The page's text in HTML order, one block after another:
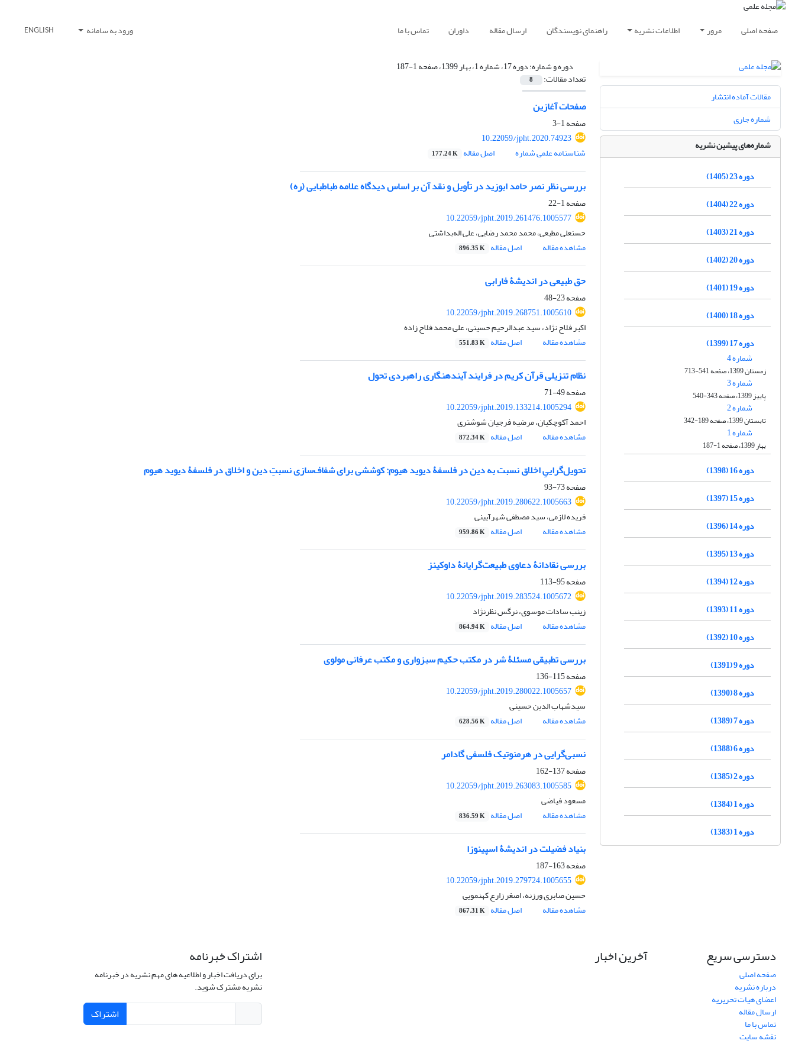
صفحه اصلی مرور اطلاعات نشریه راهنمای نویسندگان ارسال مقاله داوران تماس با ما ورود به سامانه ENGLISH
دوره و شماره:دوره 17، شماره 1، بهار 1399، صفحه 1-187
تعداد مقالات: 8
صفحات آغازین
صفحه1-3
10.22059/jpht.2020.74923
شناسنامه علمی شماره
اصل مقاله 177.24 K
بررسی نظر نصر حامد ابوزید در تأویل و نقد آن بر اساس دیدگاه علامه طباطبایی (ره)
صفحه1-22
10.22059/jpht.2019.261476.1005577
حسنعلی مطیعی، محمد محمد رضایی، علی اله‌بداشتی
مشاهده مقاله
اصل مقاله 896.35 K
حق طبیعی در اندیشۀ فارابی
صفحه23-48
10.22059/jpht.2019.268751.1005610
اکبر فلاح نژاد، سید عبدالرحیم حسینی، علی محمد فلاح زاده
مشاهده مقاله
اصل مقاله 551.83 K
نظام تنزیلی قرآن کریم در فرایند آیندهنگاری راهبردی تحول
صفحه49-71
10.22059/jpht.2019.133214.1005294
احمد آکوچکیان، مرضیه فرجیان شوشتری
مشاهده مقاله
اصل مقاله 872.34 K
تحویل‌گراییِ اخلاق نسبت به دین در فلسفۀ دیوید هیوم: کوششی برای شفاف‌سازی نسبتِ دین و اخلاق در فلسفۀ دیوید هیوم
صفحه73-93
10.22059/jpht.2019.280622.1005663
فریده لازمی، سید مصطفی شهرآیینی
مشاهده مقاله
اصل مقاله 959.86 K
بررسی نقادانۀ دعاوی طبیعت‌گرایانۀ داوکینز
صفحه95-113
10.22059/jpht.2019.283524.1005672
زینب سادات موسوی، نرگس نظرنژاد
مشاهده مقاله
اصل مقاله 864.94 K
بررسی تطبیقی مسئلۀ شر در مکتب حکیم سبزواری و مکتب عرفانی مولوی
صفحه115-136
10.22059/jpht.2019.280022.1005657
سیدشهاب الدین حسینی
مشاهده مقاله
اصل مقاله 628.56 K
نسبی‌گرایی در هرمنوتیک فلسفی گادامر
صفحه137-162
10.22059/jpht.2019.263083.1005585
مسعود فیاضی
مشاهده مقاله
اصل مقاله 836.59 K
بنیاد فضیلت در اندیشۀ اسپینوزا
صفحه163-187
10.22059/jpht.2019.279724.1005655
حسین صابری ورزنه، اصغر زارع کهنمویی
مشاهده مقاله
اصل مقاله 867.31 K
مقالات آماده انتشار
شماره جاری
شماره‌های پیشین نشریه
دوره 23 (1405)
دوره 22 (1404)
دوره 21 (1403)
دوره 20 (1402)
دوره 19 (1401)
دوره 18 (1400)
دوره 17 (1399)
شماره 4
زمستان 1399، صفحه 541-713
شماره 3
پاییز 1399، صفحه 343-540
شماره 2
تابستان 1399، صفحه 189-342
شماره 1
بهار 1399، صفحه 1-187
دوره 16 (1398)
دوره 15 (1397)
دوره 14 (1396)
دوره 13 (1395)
دوره 12 (1394)
دوره 11 (1393)
دوره 10 (1392)
دوره 9 (1391)
دوره 8 (1390)
دوره 7 (1389)
دوره 6 (1388)
دوره 2 (1385)
دوره 1 (1384)
دوره 1 (1383)
دسترسی سریع
صفحه اصلی
درباره نشریه
اعضای هیات تحریریه
ارسال مقاله
تماس با ما
نقشه سایت
آخرین اخبار اشتراک خبرنامه
برای دریافت اخبار و اطلاعیه های مهم نشریه در خبرنامه
نشریه مشترک شوید.
اشتراک